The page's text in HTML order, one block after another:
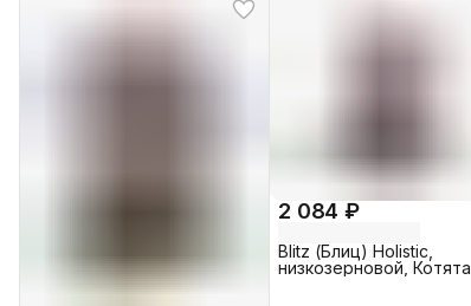
2 084 ₽
Blitz (Блиц) Holistic,
низкозерновой, Котята